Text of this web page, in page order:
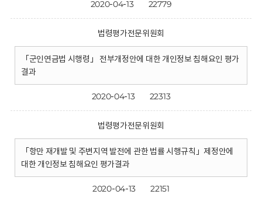
2020-04-13 22779
법령평가전문위원회
「군인연금법 시행령」 전부개정안에 대한 개인정보 침해요인 평가
결과
2020-04-13 22313
법령평가전문위원회
「항만 재개발 및 주변지역 발전에 관한 법률 시행규칙」제정안에
대한 개인정보 침해요인 평가결과
2020-04-13 22151